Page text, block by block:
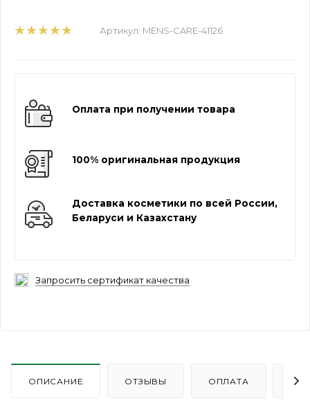
Артикул: MENS-CARE-41126
Оплата при получении товара
100% оригинальная продукция
Доставка косметики по всей России,
Беларуси и Казахстану
Запросить сертификат качества
ОПИСАНИЕ ОТЗЫВЫ ОПЛАТА